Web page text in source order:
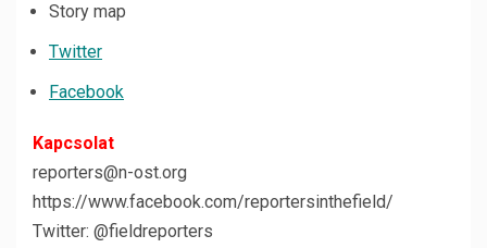
Story map
Twitter
Facebook
Kapcsolat
reporters@n-ost.org
https://www.facebook.com/reportersinthefield/
Twitter: @fieldreporters